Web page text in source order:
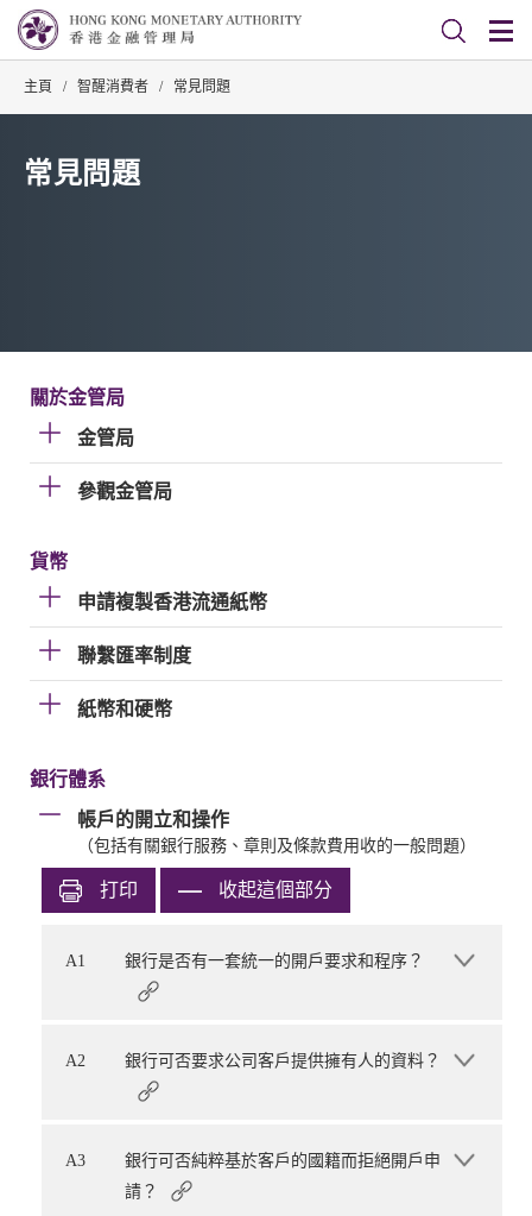
主頁 / 智醒消費者 / 常見問題
常見問題
關於金管局
金管局
參觀金管局
貨幣
申請複製香港流通紙幣
聯繫匯率制度
紙幣和硬幣
銀行體系
帳戶的開立和操作
（包括有關銀行服務、章則及條款費用收的一般問題）
打印 收起這個部分
A1 銀行是否有一套統一的開戶要求和程序？
A2 銀行可否要求公司客戶提供擁有人的資料？
A3
銀行可否純粹基於客戶的國籍而拒絕開戶申
請？